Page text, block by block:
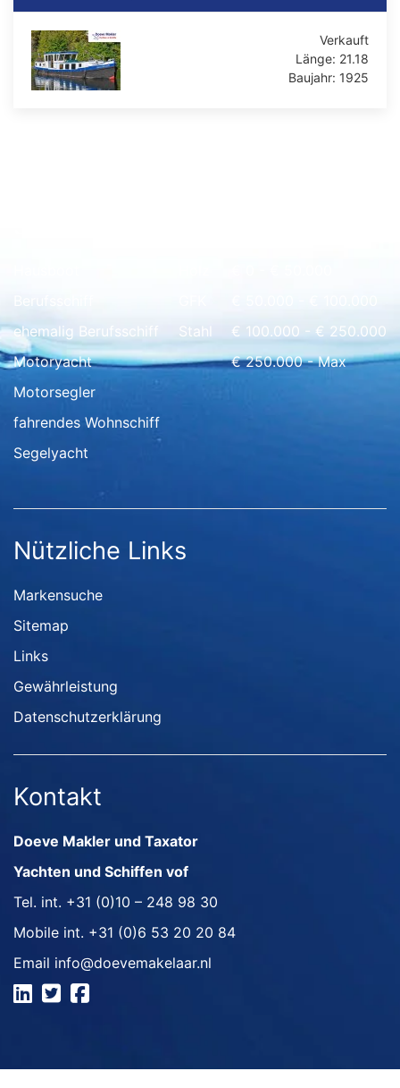
Verkauft
Länge: 21.18
Baujahr: 1925
ehemalig Berufsschiff
Motoryacht
Motorsegler
fahrendes Wohnschiff
Segelyacht
Stahl
€ 100.000 - € 250.000
€ 250.000 - Max
Nützliche Links
Markensuche
Sitemap
Links
Gewährleistung
Datenschutzerklärung
Kontakt
Doeve Makler und Taxator
Yachten und Schiffen vof
Tel. int. +31 (0)10 – 248 98 30
Mobile int. +31 (0)6 53 20 20 84
Email info@doevemakelaar.nl